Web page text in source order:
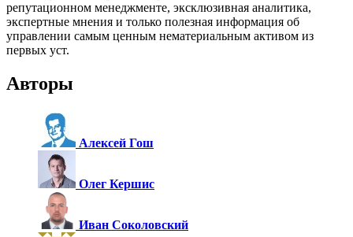
репутационном менеджменте, эксклюзивная аналитика,
экспертные мнения и только полезная информация об
управлении самым ценным нематериальным активом из
первых уст.
Авторы
Алексей Гош
Олег Кершис
Иван Соколовский